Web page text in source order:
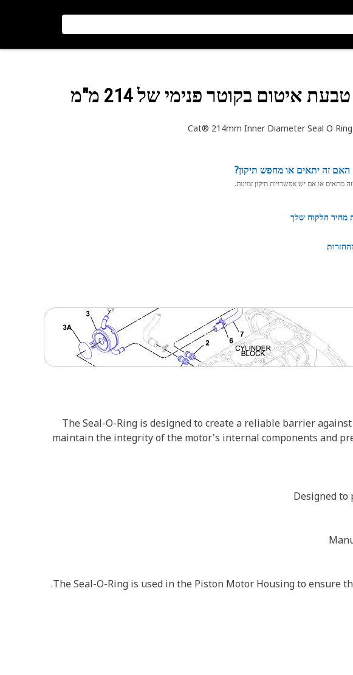
איטום בקוטר פנימי של 214 מ"מ
Cat® 214mm Inner Diameter Seal O
האם זה יתאים או מחפש תיקון?
או אם יש אפשרויות תיקון זמינות.
מחיר הלקוח שלך
The Seal-O-Ring is designed to create a reliable barrier
maintain the integrity of the motor's internal components and
The Seal-O-Ring is used in the Piston Motor Housing to ensure